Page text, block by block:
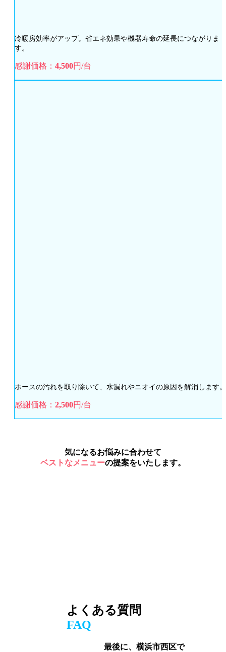
冷暖房効率がアップ。省エネ効果や機器寿命の延長につながりま
す。
感謝価格： 4,500円/台
ホースの汚れを取り除いて、水漏れやニオイの原因を解消します。
感謝価格： 2,500円/台
気になるお悩みに合わせて
ベストなメニューの提案をいたします。
よくある質問
FAQ
最後に、横浜市西区で